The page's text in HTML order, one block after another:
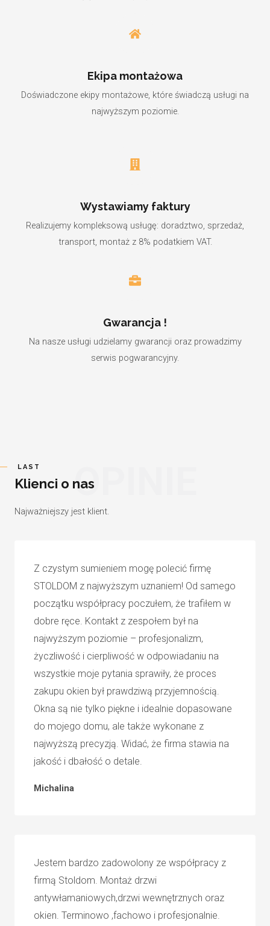
Ekipa montażowa
Doświadczone ekipy montażowe, które świadczą usługi na
najwyższym poziomie.
Wystawiamy faktury
Realizujemy kompleksową usługę: doradztwo, sprzedaż,
transport, montaż z 8% podatkiem VAT.
Gwarancja !
Na nasze usługi udzielamy gwarancji oraz prowadzimy
serwis pogwarancyjny.
OPINIE
LAST
Klienci o nas
Najważniejszy jest klient.
Z czystym sumieniem mogę polecić firmę
STOLDOM z najwyższym uznaniem! Od samego
początku współpracy poczułem, że trafiłem w
dobre ręce. Kontakt z zespołem był na
najwyższym poziomie – profesjonalizm,
życzliwość i cierpliwość w odpowiadaniu na
wszystkie moje pytania sprawiły, że proces
zakupu okien był prawdziwą przyjemnością.
Okna są nie tylko piękne i idealnie dopasowane
do mojego domu, ale także wykonane z
najwyższą precyzją. Widać, że firma stawia na
jakość i dbałość o detale.
Michalina
Jestem bardzo zadowolony ze współpracy z
firmą Stoldom. Montaż drzwi
antywłamaniowych,drzwi wewnętrznych oraz
okien. Terminowo ,fachowo i profesjonalnie.